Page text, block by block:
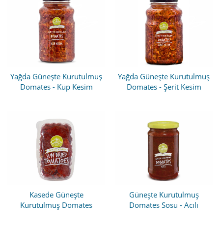
Yağda Güneşte Kurutulmuş
Domates - Küp Kesim
Yağda Güneşte Kurutulmuş
Domates - Şerit Kesim
Kasede Güneşte
Kurutulmuş Domates
Güneşte Kurutulmuş
Domates Sosu - Acılı